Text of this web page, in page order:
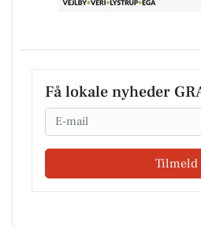
Få lokale nyheder
Email
Tilmeld